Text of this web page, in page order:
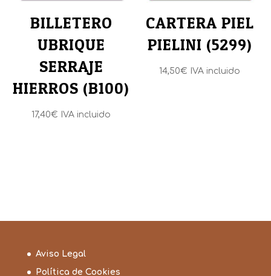
BILLETERO
UBRIQUE
SERRAJE
HIERROS (B100)
17,40€ IVA incluido
CARTERA PIEL
PIELINI (5299)
14,50€ IVA incluido
Aviso Legal
Política de Cookies